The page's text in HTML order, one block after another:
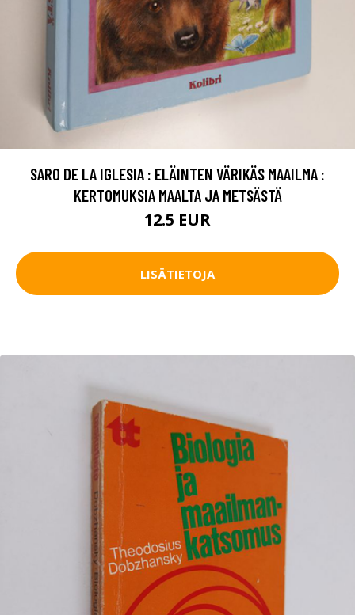
SARO DE LA IGLESIA : ELÄINTEN VÄRIKÄS MAAILMA :
KERTOMUKSIA MAALTA JA METSÄSTÄ
12.5 EUR
LISÄTIETOJA